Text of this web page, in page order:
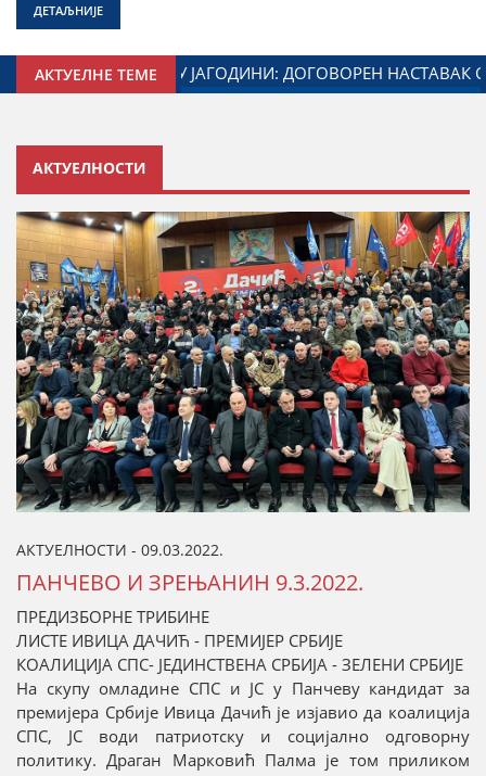
ДЕТАЉНИЈЕ
АКТУЕЛНЕ ТЕМЕЗАДУЖЕНОГ ЗА ОДНОСЕ СА ДИЈАСПОРОМ
АКТУЕЛНОСТИ
АКТУЕЛНОСТИ - 09.03.2022.
ПАНЧЕВО И ЗРЕЊАНИН 9.3.2022.
ПРЕДИЗБОРНЕ ТРИБИНЕ
ЛИСТЕ ИВИЦА ДАЧИЋ - ПРЕМИЈЕР СРБИЈЕ
КОАЛИЦИЈА СПС- ЈЕДИНСТВЕНА СРБИЈА - ЗЕЛЕНИ СРБИЈЕ
На скупу омладине СПС и ЈС у Панчеву кандидат за
премијера Србије Ивица Дачић је изјавио да коалиција
СПС, ЈС води патриотску и социјално одговорну
политику. Драган Марковић Палма је том приликом